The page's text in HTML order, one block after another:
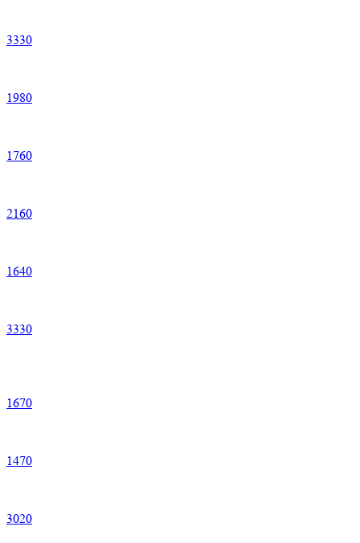
3330
1980
1760
2160
1640
3330
1670
1470
3020